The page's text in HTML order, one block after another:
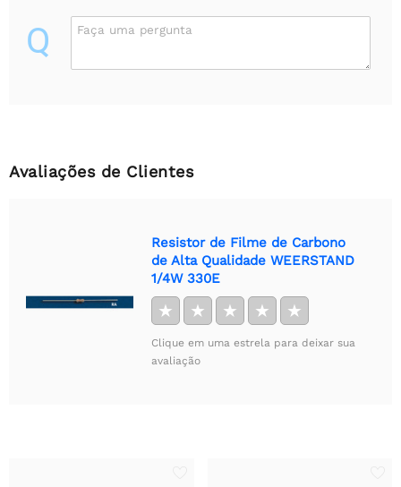
Q Faça uma pergunta
Avaliações de Clientes
Resistor de Filme de Carbono
de Alta Qualidade WEERSTAND
1/4W 330E
★ ★ ★ ★ ★
Clique em uma estrela para deixar sua
avaliação